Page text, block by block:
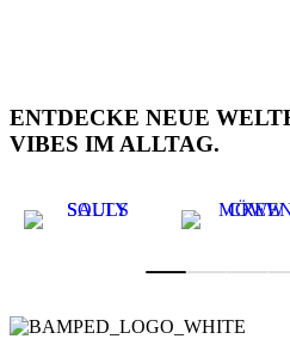
ENTDECKE NEUE
VIBES IM ALLTAG.